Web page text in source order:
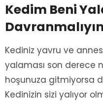
Kedim Beni
Kediniz yavru ve
yalaması son derece
hoşunuza gitmiyorsa
Kedinizin sizi yalıyor